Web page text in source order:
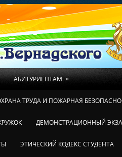
АБИТУРИЕНТАМ »
ТРУДА И ПОЖАРНАЯ
ДЕМОНСТРАЦИОННЫЙ
ЭТИЧЕСКИЙ КОДЕКС СТУДЕНТА